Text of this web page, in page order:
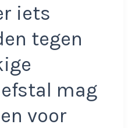
iets
tegen
mag
voor